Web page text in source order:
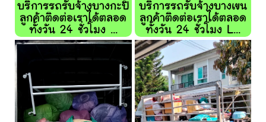
บริการรถรับจ้างบางกะปิ
ลูกค้าติดต่อเราได้ตลอด
ทั้งวัน 24 ชั่วโมง ...
บริการรถรับจ้างบางเขน
ลูกค้าติดต่อเราได้ตลอด
ทั้งวัน 24 ชั่วโมง L...